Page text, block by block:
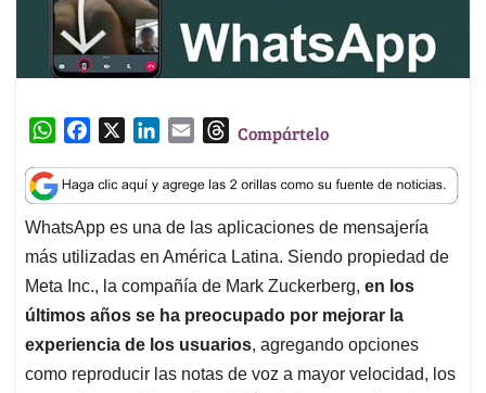
W
a
t
s
A
p
p
c
e
b
o
o
k
n
k
e
d
I
n
a
i
l
T
r
e
a
d
s
Compártelo
WhatsApp es una de las aplicaciones de mensajería
más utilizadas en América Latina. Siendo propiedad de
Meta Inc., la compañía de Mark Zuckerberg, en los
últimos años se ha preocupado por mejorar la
experiencia de los usuarios, agregando opciones
como reproducir las notas de voz a mayor velocidad, los